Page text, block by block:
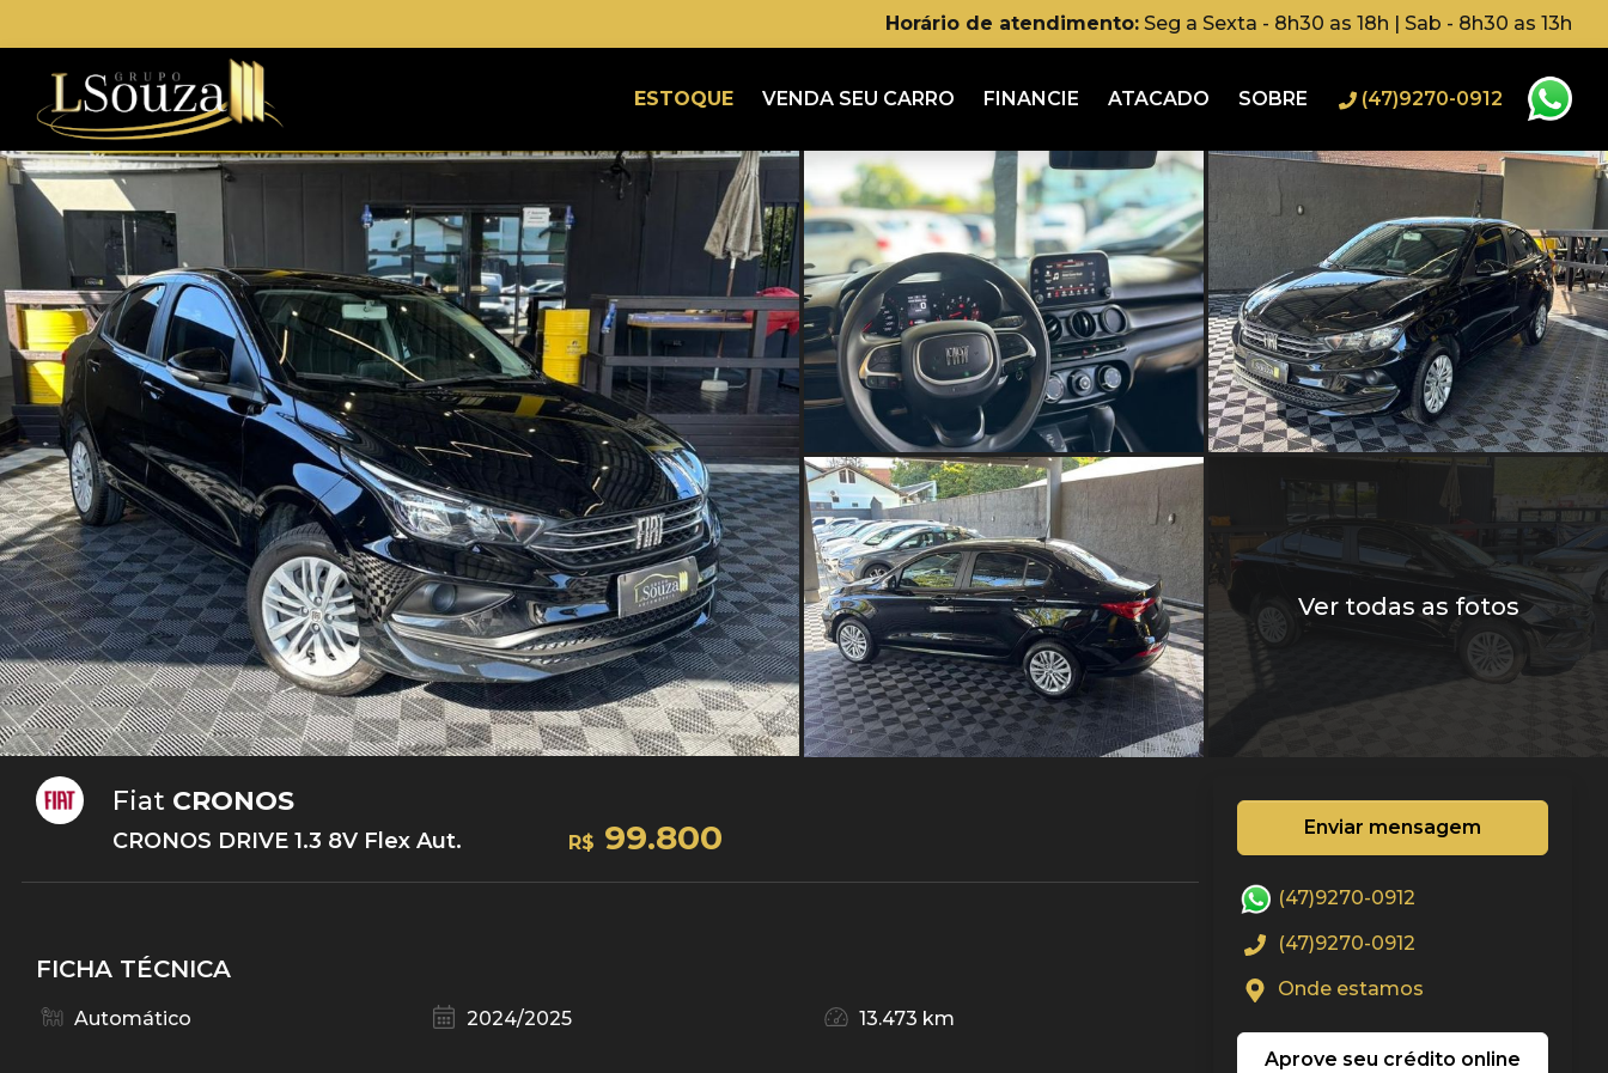
Horário de atendimento: Seg a Sexta - 8h30 as 18h | Sab - 8h30 as 13h
ESTOQUE VENDA SEU CARRO FINANCIE ATACADO SOBRE (47)9270-0912
Ver todas as fotos
Fiat CRONOS
CRONOS DRIVE 1.3 8V Flex Aut. R$ 99.800
FICHA TÉCNICA
Automático 2024/2025 13.473 km
Enviar mensagem
(47)9270-0912
(47)9270-0912
Onde estamos
Aprove seu crédito online